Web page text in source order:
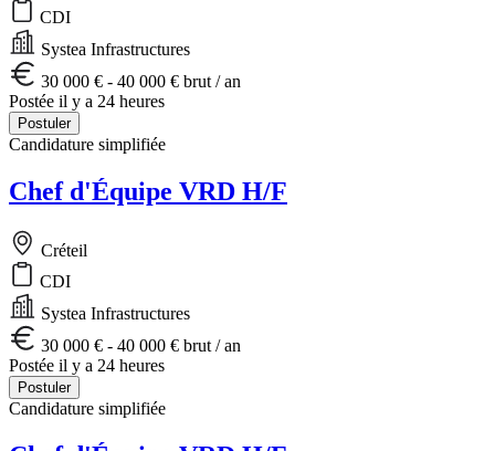
CDI
Systea Infrastructures
30 000 € - 40 000 € brut / an
Postée il y a 24 heures
Postuler
Candidature simplifiée
Chef d'Équipe VRD H/F
Créteil
CDI
Systea Infrastructures
30 000 € - 40 000 € brut / an
Postée il y a 24 heures
Postuler
Candidature simplifiée